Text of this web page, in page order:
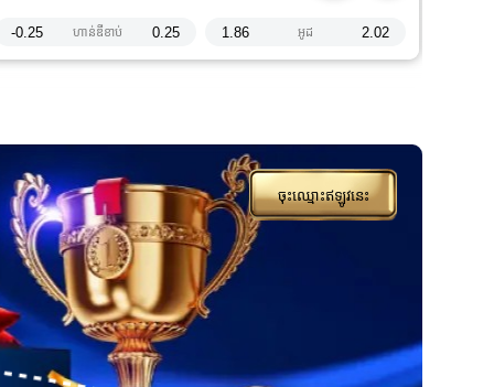
-0.25 ហាន់ឌីខាប់ 0.25 1.86 អូដ 2.02
ចុះឈ្មោះឥឡូវនេះ